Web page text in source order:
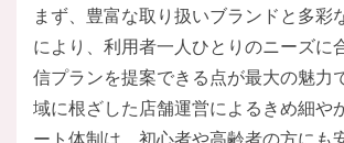
まず、豊富な取り扱いブランドと多彩
により、利用者一人ひとりのニーズに
信プランを提案できる点が最大の魅力
域に根ざした店舗運営によるきめ細や